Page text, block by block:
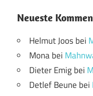
Neueste
Helmut Joosbei
Monabei
Dieter Emigbei
Detlef Beune bei